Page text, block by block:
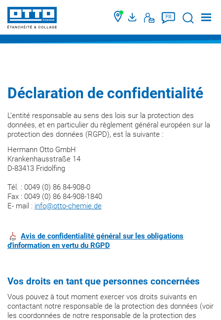
FR Suche
Déclaration de confidentialité
L’entité responsable au sens des lois sur la protection des
données, et en particulier du règlement général européen sur la
protection des données (RGPD), est la suivante :
Hermann Otto GmbH
Krankenhausstraße 14
D-83413 Fridolfing
Tél. : 0049 (0) 86 84-908-0
Fax : 0049 (0) 86 84-908-1840
E- mail : info@otto-chemie.de
Avis de confidentialité général sur les obligations
d'information en vertu du RGPD
Vos droits en tant que personnes concernées
Vous pouvez à tout moment exercer vos droits suivants en
contactant notre responsable de la protection des données (voir
les coordonnées de notre responsable de la protection des